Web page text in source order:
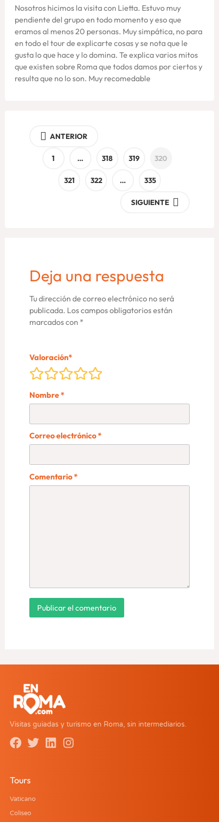
Nosotros hicimos la visita con Lietta. Estuvo muy
pendiente del grupo en todo momento y eso que
eramos al menos 20 personas. Muy simpática, no para
en todo el tour de explicarte cosas y se nota que le
gusta lo que hace y lo domina. Te explica varios mitos
que existen sobre Roma que todos damos por ciertos y
resulta que no lo son. Muy recomedable
ANTERIOR
1 … 318 319 320
321 322 … 335
SIGUIENTE
Deja una respuesta
Tu dirección de correo electrónico no será
publicada. Los campos obligatorios están
marcados con *
Valoración*
Nombre*
Correo electrónico*
Comentario*
Visitas guiadas y turismo en Roma, sin intermediarios.
Tours
Vaticano
Coliseo